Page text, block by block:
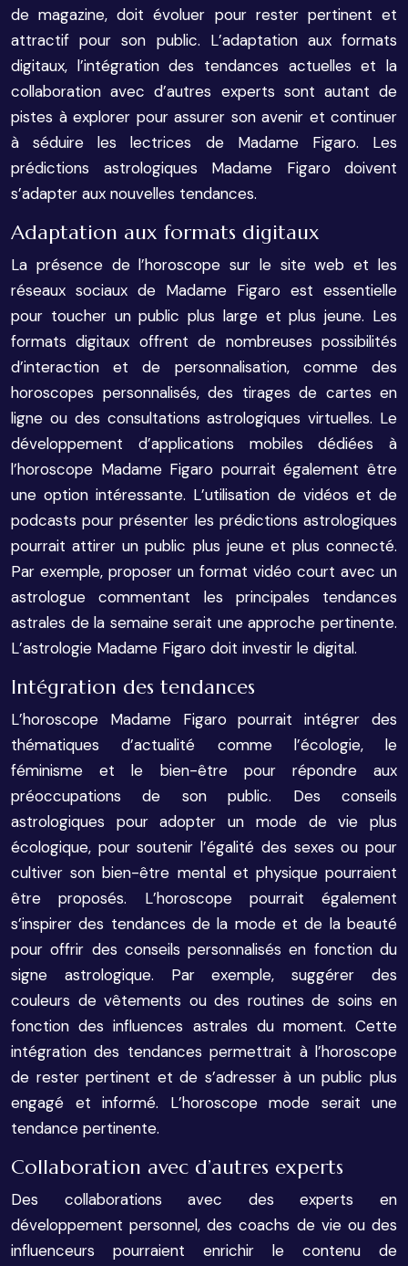
de magazine, doit évoluer pour rester pertinent et
attractif pour son public. L’adaptation aux formats
digitaux, l’intégration des tendances actuelles et la
collaboration avec d’autres experts sont autant de
pistes à explorer pour assurer son avenir et continuer
à séduire les lectrices de Madame Figaro. Les
prédictions astrologiques Madame Figaro doivent
s’adapter aux nouvelles tendances.
Adaptation aux formats digitaux
La présence de l’horoscope sur le site web et les
réseaux sociaux de Madame Figaro est essentielle
pour toucher un public plus large et plus jeune. Les
formats digitaux offrent de nombreuses possibilités
d’interaction et de personnalisation, comme des
horoscopes personnalisés, des tirages de cartes en
ligne ou des consultations astrologiques virtuelles. Le
développement d’applications mobiles dédiées à
l’horoscope Madame Figaro pourrait également être
une option intéressante. L’utilisation de vidéos et de
podcasts pour présenter les prédictions astrologiques
pourrait attirer un public plus jeune et plus connecté.
Par exemple, proposer un format vidéo court avec un
astrologue commentant les principales tendances
astrales de la semaine serait une approche pertinente.
L’astrologie Madame Figaro doit investir le digital.
Intégration des tendances
L’horoscope Madame Figaro pourrait intégrer des
thématiques d’actualité comme l’écologie, le
féminisme et le bien-être pour répondre aux
préoccupations de son public. Des conseils
astrologiques pour adopter un mode de vie plus
écologique, pour soutenir l’égalité des sexes ou pour
cultiver son bien-être mental et physique pourraient
être proposés. L’horoscope pourrait également
s’inspirer des tendances de la mode et de la beauté
pour offrir des conseils personnalisés en fonction du
signe astrologique. Par exemple, suggérer des
couleurs de vêtements ou des routines de soins en
fonction des influences astrales du moment. Cette
intégration des tendances permettrait à l’horoscope
de rester pertinent et de s’adresser à un public plus
engagé et informé. L’horoscope mode serait une
tendance pertinente.
Collaboration avec d’autres experts
Des collaborations avec des experts en
développement personnel, des coachs de vie ou des
influenceurs pourraient enrichir le contenu de